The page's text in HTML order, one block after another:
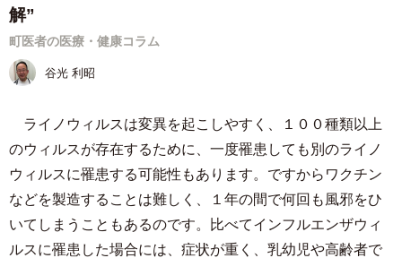
解”
町医者の医療・健康コラム
谷光 利昭
ライノウィルスは変異を起こしやすく、１００種類以上
のウィルスが存在するために、一度罹患しても別のライノ
ウィルスに罹患する可能性もあります。ですからワクチン
などを製造することは難しく、１年の間で何回も風邪をひ
いてしまうこともあるのです。比べてインフルエンザウィ
ルスに罹患した場合には、症状が重く、乳幼児や高齢者で